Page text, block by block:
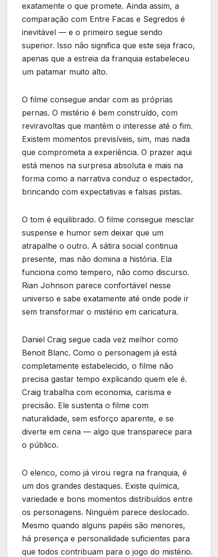
exatamente o que promete. Ainda assim, a
comparação com Entre Facas e Segredos é
inevitável — e o primeiro segue sendo
superior. Isso não significa que este seja fraco,
apenas que a estreia da franquia estabeleceu
um patamar muito alto.
O filme consegue andar com as próprias
pernas. O mistério é bem construído, com
reviravoltas que mantêm o interesse até o fim.
Existem momentos previsíveis, sim, mas nada
que comprometa a experiência. O prazer aqui
está menos na surpresa absoluta e mais na
forma como a narrativa conduz o espectador,
brincando com expectativas e falsas pistas.
O tom é equilibrado. O filme consegue mesclar
suspense e humor sem deixar que um
atrapalhe o outro. A sátira social continua
presente, mas não domina a história. Ela
funciona como tempero, não como discurso.
Rian Johnson parece confortável nesse
universo e sabe exatamente até onde pode ir
sem transformar o mistério em caricatura.
Daniel Craig segue cada vez melhor como
Benoit Blanc. Como o personagem já está
completamente estabelecido, o filme não
precisa gastar tempo explicando quem ele é.
Craig trabalha com economia, carisma e
precisão. Ele sustenta o filme com
naturalidade, sem esforço aparente, e se
diverte em cena — algo que transparece para
o público.
O elenco, como já virou regra na franquia, é
um dos grandes destaques. Existe química,
variedade e bons momentos distribuídos entre
os personagens. Ninguém parece deslocado.
Mesmo quando alguns papéis são menores,
há presença e personalidade suficientes para
que todos contribuam para o jogo do mistério.